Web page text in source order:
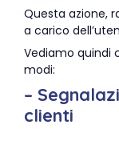
Questa azione,
a carico
Vediamo quindi
modi:
–
clienti